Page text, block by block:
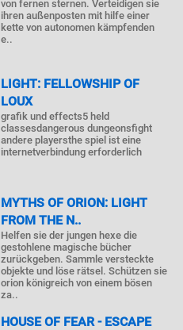
von fernen sternen. Verteidigen sie
ihren außenposten mit hilfe einer
kette von autonomen kämpfenden
e..
LIGHT: FELLOWSHIP OF
LOUX
grafik und effects5 held
classesdangerous dungeonsfight
andere playersthe spiel ist eine
internetverbindung erforderlich
MYTHS OF ORION: LIGHT
FROM THE N..
Helfen sie der jungen hexe die
gestohlene magische bücher
zurückgeben. Sammle versteckte
objekte und löse rätsel. Schützen sie
orion königreich von einem bösen
za..
HOUSE OF FEAR - ESCAPE